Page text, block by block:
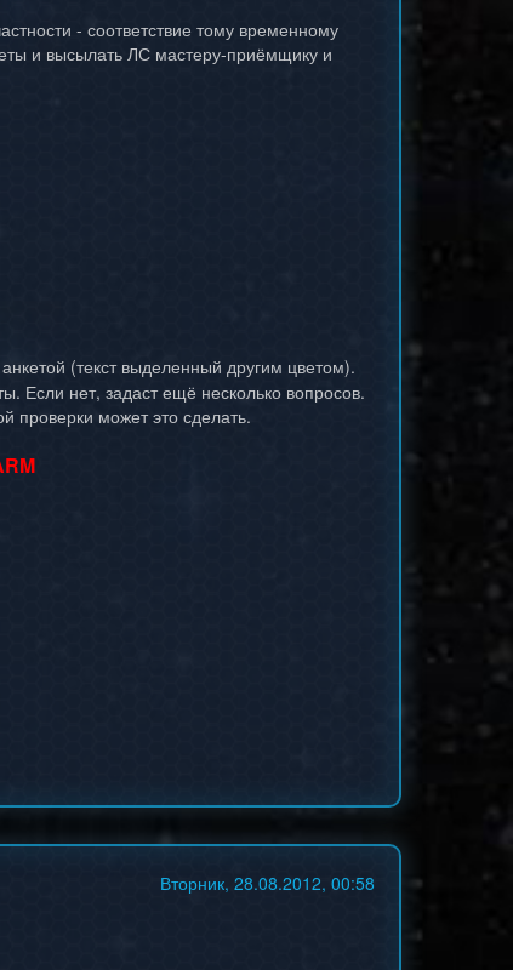
- соответствие тому временному
и высылать ЛС мастеру-приёмщику и
(текст выделенный другим цветом).
Если нет, задаст ещё несколько вопросов.
проверки может это сделать.
Вторник, 28.08.2012, 00:58